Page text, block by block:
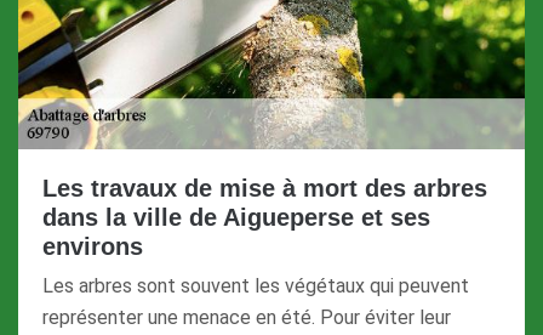
Les travaux de mise à mort des arbres
dans la ville de Aigueperse et ses
environs
Les arbres sont souvent les végétaux qui peuvent
représenter une menace en été. Pour éviter leur